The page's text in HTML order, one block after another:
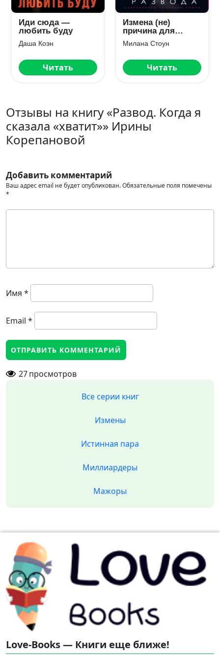
Восхождение
дракона
Читать
Маленькое чудо
для большого
босса
Астра Веер
Читать
Отзывы на книгу «Развод. Когда я
сказала «хватит»» Ирины
Корепановой
Добавить комментарий
Ваш адрес email не будет опубликован.Обязательные поля помечены
*
Имя *
Email *
27просмотров
Все серии книг
Измены
Истинная пара
Миллиардеры
Мажоры
Love-Books — Книги еще ближе!